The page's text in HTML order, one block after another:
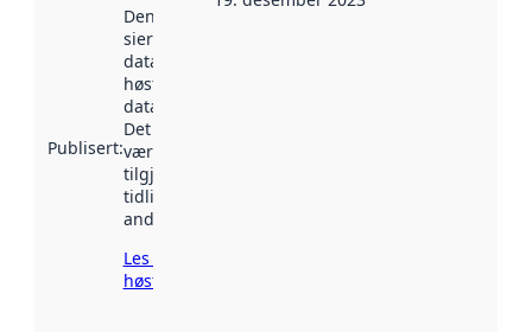
Publisert:
Denne datoen
sier når
datasettet ble
høstet av
data.norge.no.
Det kan ha
vært
tilgjengelig
tidligere
andre steder.
Les mer om
høsting her